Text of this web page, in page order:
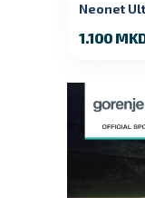
Neonet
1.100